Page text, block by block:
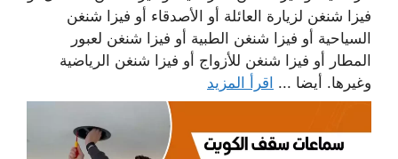
فيزا شنغن لزيارة العائلة أو الأصدقاء أو فيزا شنغن
السياحية أو فيزا شنغن الطبية أو فيزا شنغن لعبور
المطار أو فيزا شنغن للأزواج أو فيزا شنغن الرياضية
وغيرها. أيضا ... اقرأ المزيد